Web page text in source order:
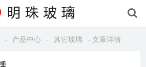
- 产品中心 - 其它玻璃 - 文章详情